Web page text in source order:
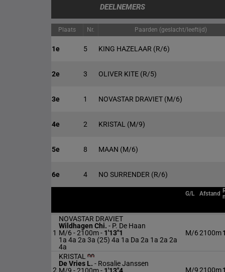
DEELNEMERS
Plaats Nr. Paarden (geslacht/leeftijd)
1e 5 KING HAZELAAR (R/6)
2e 3 OLIVER KITE (R/5)
3e 1 NOVASTAR DRAVIET (M/6)
4e 2 KRISTAL (M/9)
5e 8 MAAN (M/6)
6e 4 NO SURRENDER (R/6)
G/L Afstand
1
NOVASTAR DRAVIET
Wildhagen Chi. - P. De Haan
M/6 - 2100m- 1'13"1
1a 4a 2a 3a (25) 4a 1a Da 2a 1a 2a 2a
4a
M/62100m
2
KRISTAL
De Vries L. - Rosalie Janssen
M/92100m